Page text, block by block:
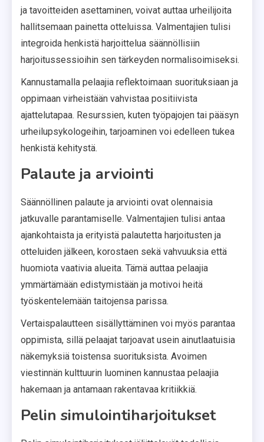
ja tavoitteiden asettaminen, voivat auttaa urheilijoita
hallitsemaan painetta otteluissa. Valmentajien tulisi
integroida henkistä harjoittelua säännöllisiin
harjoitussessioihin sen tärkeyden normalisoimiseksi.
Kannustamalla pelaajia reflektoimaan suorituksiaan ja
oppimaan virheistään vahvistaa positiivista
ajattelutapaa. Resurssien, kuten työpajojen tai pääsyn
urheilupsykologeihin, tarjoaminen voi edelleen tukea
henkistä kehitystä.
Palaute ja arviointi
Säännöllinen palaute ja arviointi ovat olennaisia
jatkuvalle parantamiselle. Valmentajien tulisi antaa
ajankohtaista ja erityistä palautetta harjoitusten ja
otteluiden jälkeen, korostaen sekä vahvuuksia että
huomiota vaativia alueita. Tämä auttaa pelaajia
ymmärtämään edistymistään ja motivoi heitä
työskentelemään taitojensa parissa.
Vertaispalautteen sisällyttäminen voi myös parantaa
oppimista, sillä pelaajat tarjoavat usein ainutlaatuisia
näkemyksiä toistensa suorituksista. Avoimen
viestinnän kulttuurin luominen kannustaa pelaajia
hakemaan ja antamaan rakentavaa kritiikkiä.
Pelin simulointiharjoitukset